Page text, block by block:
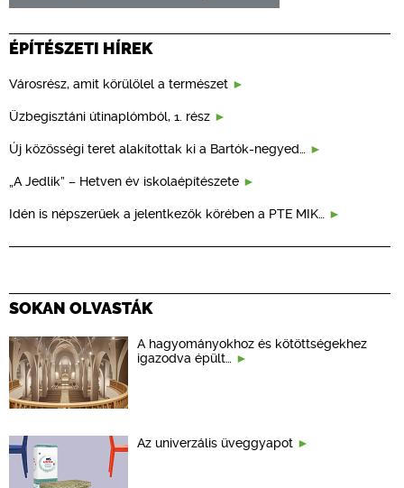
ÉPÍTÉSZETI HÍREK
Városrész, amit körülölel a természet
Üzbegisztáni útinaplómból, 1. rész
Új közösségi teret alakítottak ki a Bartók-negyed…
„A Jedlik” – Hetven év iskolaépítészete
Idén is népszerűek a jelentkezők körében a PTE MIK…
SOKAN OLVASTÁK
A hagyományokhoz és kötöttségekhez
igazodva épült…
Az univerzális üveggyapot